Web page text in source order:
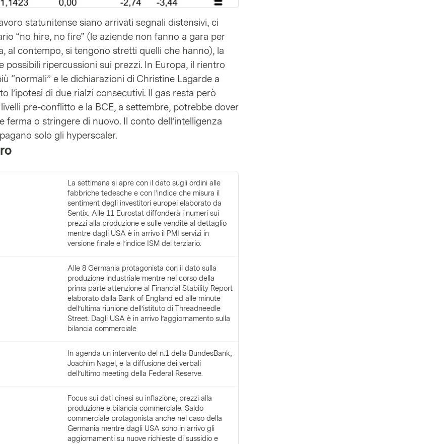
statunitense siano arrivati segnali distensivi, ci
“no hire, no fire” (le aziende non fanno a gara per
al contempo, si tengono stretti quelli che hanno), la
possibili ripercussioni sui prezzi. In Europa, il rientro
“normali” e le dichiarazioni di Christine Lagarde a
l’ipotesi di due rialzi consecutivi. Il gas resta però
pre-conflitto e la BCE, a settembre, potrebbe dover
ferma o stringere di nuovo. Il conto dell’intelligenza
solo gli hyperscaler.
La settimana si apre con il dato sugli ordini alle
fabbriche tedesche e con l’indice che misura il
sentiment degli investitori europei elaborato da
Sentix. Alle 11 Eurostat diffonderà i numeri sui
prezzi alla produzione e sulle vendite al dettaglio
mentre dagli USA è in arrivo il PMI servizi in
versione finale e l’indice ISM del terziario.
Alle 8 Germania protagonista con il dato sulla
produzione industriale mentre nel corso della
prima parte attenzione al Financial Stability Report
elaborato dalla Bank of England ed alle minute
dell’ultima riunione dell’istituto di Threadneedle
Street. Dagli USA è in arrivo l’aggiornamento sulla
bilancia commerciale
In agenda un intervento del n.1 della BundesBank,
Joachim Nagel, e la diffusione dei verbali
dell’ultimo meeting della Federal Reserve.
Focus sui dati cinesi su inflazione, prezzi alla
produzione e bilancia commerciale. Saldo
commerciale protagonista anche nel caso della
Germania mentre dagli USA sono in arrivo gli
aggiornamenti su nuove richieste di sussidio e